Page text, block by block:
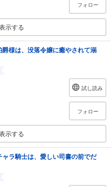
フォロー
示する
様は、没落令嬢に癒やされて溺
試し読み
フォロー
示する
ャラ騎士は、愛しい司書の前でだ